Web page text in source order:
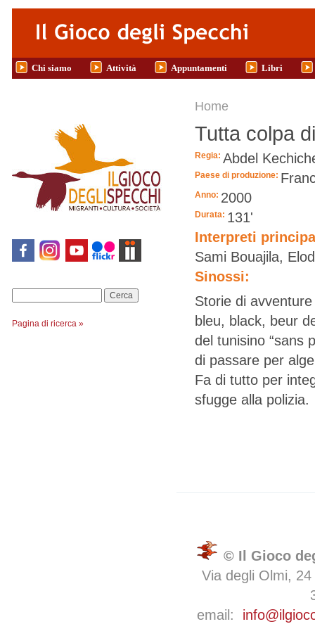
Salta al contenuto principale
Chi siamo Attività Appuntamenti Libri
Pagina di ricerca »
Tu sei qui
Home
Tutta colpa
Regia: Abdel
Paese di produzione:
Anno: 2000
Durata: 131'
Interpreti
Sami Bouajila,
Sinossi:
Storie di
bleu, black, beur
del tunisino “sans
di passare per
Fa di tutto per
sfugge alla polizia.
© Il Gioco
Via degli Olmi,
email: